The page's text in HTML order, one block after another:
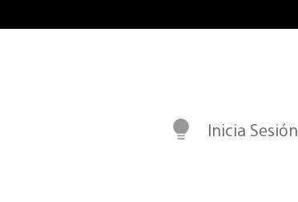
Inicia Sesión